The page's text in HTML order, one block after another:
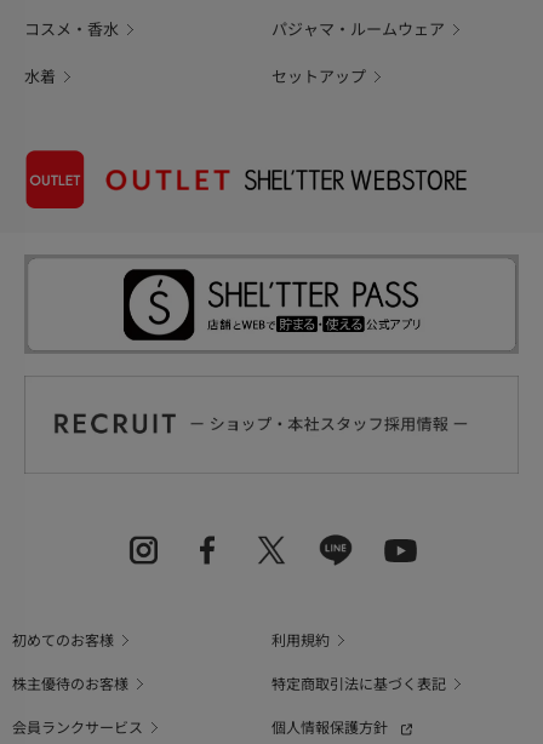
コスメ・香水 パジャマ・ルームウェア
水着 セットアップ
初めてのお客様
利用規約
株主優待のお客様
特定商取引法に基づく表記
会員ランクサービス
個人情報保護方針